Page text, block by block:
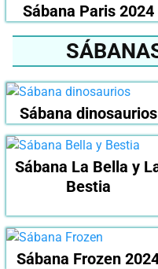
Sábana Paris 2024
Sábana dinosaurios
Sábana La Bella y
Bestia
Sábana Frozen